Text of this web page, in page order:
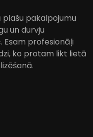
plašu pakalpojumu
un durvju
Esam profesionāļi
ko protam likt lietā